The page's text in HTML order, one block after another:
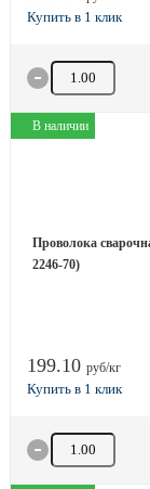
Количество
В наличии
Проволока
2246-70)
199.10 руб/кг
Количество